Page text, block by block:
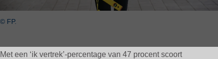
© FP.
Met een ‘ik vertrek’-percentage van 47 procent scoort